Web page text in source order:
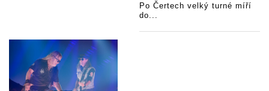
Po Čertech velký turné míří
do...